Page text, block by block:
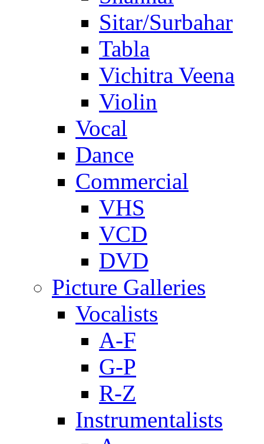
Sitar/Surbahar
Tabla
Vichitra Veena
Violin
Vocal
Dance
Commercial
VHS
VCD
DVD
Picture Galleries
Vocalists
A-F
G-P
R-Z
Instrumentalists